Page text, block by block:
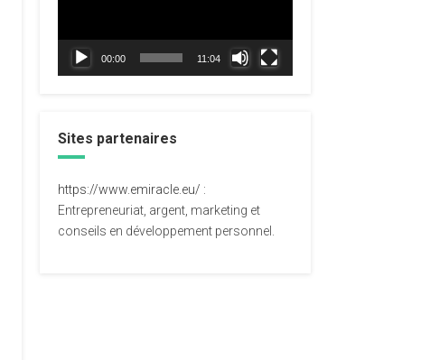
00:00 11:04
Sites partenaires
https://www.emiracle.eu/ :
Entrepreneuriat, argent, marketing et
conseils en développement personnel.